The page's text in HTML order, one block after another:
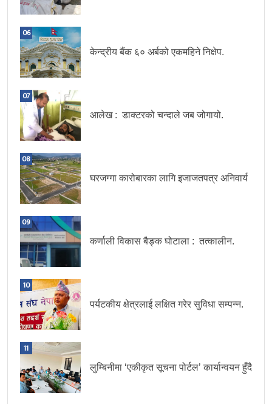
06
केन्द्रीय बैंक ६० अर्बको एकमहिने निक्षेप.
07
आलेख : डाक्टरको चन्दाले जब जोगायो.
08
घरजग्गा कारोबारका लागि इजाजतपत्र अनिवार्य
09
कर्णाली विकास बैङ्क घोटाला : तत्कालीन.
10
पर्यटकीय क्षेत्रलाई लक्षित गरेर सुविधा सम्पन्न.
11
लुम्बिनीमा ‘एकीकृत सूचना पोर्टल’ कार्यान्वयन हुँदै